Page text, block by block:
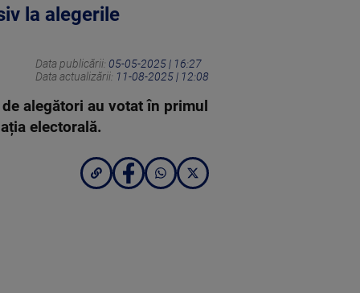
la alegerile
Data publicării: 05-05-2025 | 16:27
Data actualizării: 11-08-2025 | 12:08
alegători au votat în primul
electorală.